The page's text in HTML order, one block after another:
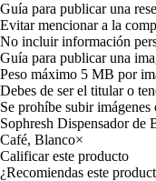
Guía para publicar una
Evitar mencionar a la
No incluir información
Guía para publicar una
Peso máximo 5 MB por
Debes de ser el titular o
Se prohíbe subir
Sophresh Dispensador de
Café, Blanco×
Calificar este producto
Tu valoración
¿Recomiendas este